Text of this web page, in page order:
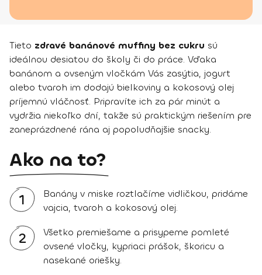
Tieto zdravé banánové muffiny bez cukru sú
ideálnou desiatou do školy či do práce. Vďaka
banánom a ovseným vločkám Vás zasýtia, jogurt
alebo tvaroh im dodajú bielkoviny a kokosový olej
príjemnú vláčnosť. Pripravíte ich za pár minút a
vydržia niekoľko dní, takže sú praktickým riešením pre
zaneprázdnené rána aj popoludňajšie snacky.
Ako na to?
1
Banány v miske roztlačíme vidličkou, pridáme
vajcia, tvaroh a kokosový olej.
2
Všetko premiešame a prisypeme pomleté
ovsené vločky, kypriaci prášok, škoricu a
nasekané oriešky.